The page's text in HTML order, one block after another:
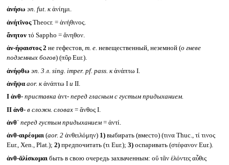
ἀνήσω эп. fut. кἀνίημι.
ἀνήτῐνοςTheocr. = ἀνήθινος.
ἄνητον τό Sappho = ἄνηθον.
ἀν-ήφαιστος 2 не гефестов, т. е. невещественный, неземной (о гневе
подземных богов) (πῦρ Eur.).
ἀνήφθω эп. 3 л. sing. imper. pf. pass. кἀνάπτω I.
ἀνῆψα aor. кἀνάπτω I и II.
I ἀνθ- приставка ἀντ- перед гласным с густым придыханием.
II ἀνθ- в сложн. словах= ἄνθος I.
ἀνθ᾽ перед густым придыханием= ἀντί.
ἀνθ-αιρέομαι (aor. 2ἀνθειλόμην) 1)выбирать (вместо) (τινα Thuc., τί τινος
Eur., Xen., Plat.); 2)предпочитать (τι Eur.); 3)оспаривать (στέφανον Eur.).
ἀνθ-ᾰλίσκομαι быть в свою очередь захваченным: οὔ τἂν ἑλόντες αὖθις